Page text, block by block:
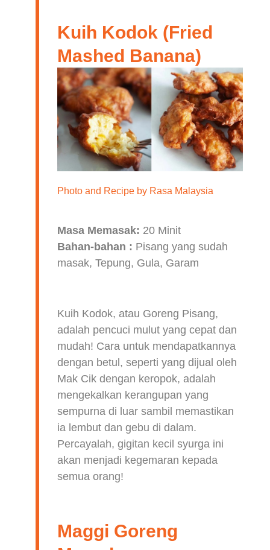
Kuih Kodok (Fried
Mashed Banana)
Photo and Recipe by Rasa Malaysia
Masa Memasak: 20 Minit
Bahan-bahan : Pisang yang sudah
masak, Tepung, Gula, Garam
Kuih Kodok, atau Goreng Pisang,
adalah pencuci mulut yang cepat dan
mudah! Cara untuk mendapatkannya
dengan betul, seperti yang dijual oleh
Mak Cik dengan keropok, adalah
mengekalkan kerangupan yang
sempurna di luar sambil memastikan
ia lembut dan gebu di dalam.
Percayalah, gigitan kecil syurga ini
akan menjadi kegemaran kepada
semua orang!
Maggi Goreng